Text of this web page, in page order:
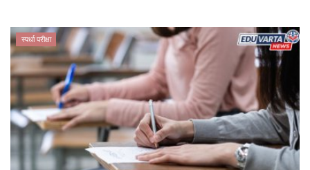
स्पर्धा परीक्षा